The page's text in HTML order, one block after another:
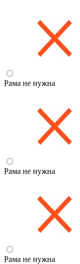
Рама не нужна
Рама не нужна
Рама не нужна